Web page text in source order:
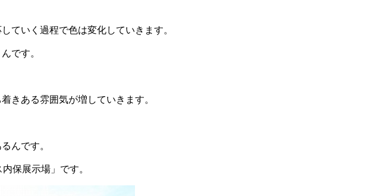
ていく過程で色は変化していきます。
です。
きある雰囲気が増していきます。
んです。
保展示場」です。